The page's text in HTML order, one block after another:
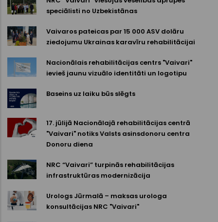
speciālisti no Uzbekistānas
Vaivaros pateicas par 15 000 ASV dolāru
ziedojumu Ukrainas karavīru rehabilitācijai
Nacionālais rehabilitācijas centrs "Vaivari"
ievieš jaunu vizuālo identitāti un logotipu
Baseins uz laiku būs slēgts
17. jūlijā Nacionālajā rehabilitācijas centrā
"Vaivari" notiks Valsts asinsdonoru centra
Donoru diena
NRC “Vaivari” turpinās rehabilitācijas
infrastruktūras modernizācija
Urologs Jūrmalā – maksas urologa
konsultācijas NRC "Vaivari"